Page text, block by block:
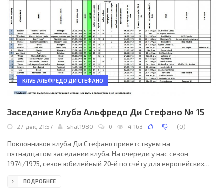
пополнение (причём Мюллер вышел на первое место в общем
зачёте среди бомбардиров!), итальянец Альтафини закончил-
таки своё выступление,
КЛУБ АЛЬФРЕДО ДИ СТЕФАНО
Заседание Клуба Альфредо Ди Стефано № 15
27-дек, 21:57 shat1980 0 4 163 (0)
Поклонников клуба Ди Стефано приветствуем на
пятнадцатом заседании клуба. На очереди у нас сезон
1974/1975, сезон юбилейный 20-й по счёту для европейских
предостаточно! Новички и старожилы, тандем немецких
ПОДРОБНЕЕ